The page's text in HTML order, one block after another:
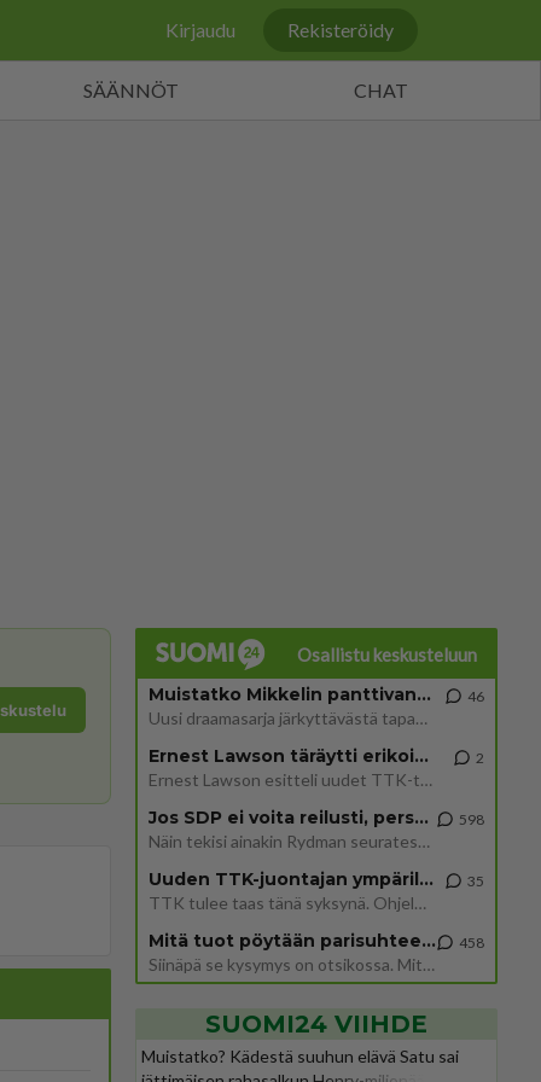
Kirjaudu Rekisteröidy
SÄÄNNÖT CHAT
Osallistu keskusteluun
Muistatko Mikkelin panttivankidraaman?
Uusi draamasarja järkyttävästä tapauksesta on tulossa. Tositapahtumiin perustuva sarja ammentaa vuoden 1986 Mikkelin pan
46
Ernest Lawson täräytti erikoisen heiton TTK-lehdistötilaisuudessa: " Onko tässä tarkoituksena...?"
Ernest Lawson esitteli uudet TTK-tähtioppilaat ja opettajat torstaina 6.8. lehdistölle. Tulevalla kaudella on yksi hausk
2
Jos SDP ei voita reilusti, persut kumoavat demokratian Suomesta
Näin tekisi ainakin Rydman seuratessaan idolinsa Trumpin mallia https://www.is.fi/politiikka/art-2000012187244.html
598
Uuden TTK-juontajan ympärillä epätietoisuus sakenee - Nyt MTV hämmentää soppaa
TTK tulee taas tänä syksynä. Ohjelman uudet tähtioppilaat julkistetaan torstaina 6. elokuuta klo 14 alkavassa lehdistö
35
Mitä tuot pöytään parisuhteessa?
Siinäpä se kysymys on otsikossa. Mitäpä siis tuot/toisit pöytään parisuhteessa? Oletko mies vai nainen? Koetko sen mitä
458
SUOMI24 VIIHDE
Muistatko? Kädestä suuhun elävä Satu sai